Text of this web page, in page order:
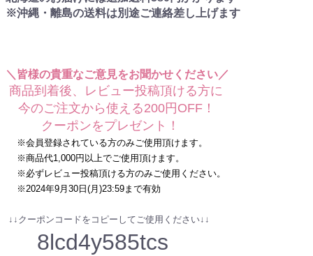
※沖縄・離島の送料は別途ご連絡差し上げます
＼皆様の貴重なご意見をお聞かせください／
商品到着後、レビュー投稿頂ける方に
今のご注文から使える200円OFF！
クーポンをプレゼント！
※会員登録されている方のみご使用頂けます。
※商品代1,000円以上でご使用頂けます。
※必ずレビュー投稿頂ける方のみご使用ください。
※2024年9月30日(月)23:59まで有効
↓↓クーポンコードをコピーしてご使用ください↓↓
8lcd4y585tcs